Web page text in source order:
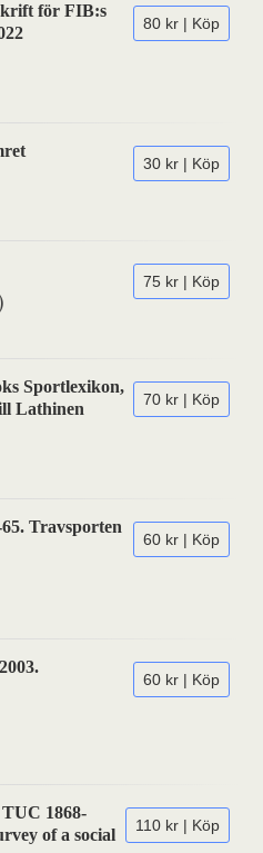
80 kr | Köp
för FIB:s
30 kr | Köp
75 kr | Köp
70 kr | Köp
Sportlexikon,
Lathinen
60 kr | Köp
Travsporten
60 kr | Köp
110 kr | Köp
1868-
of a social